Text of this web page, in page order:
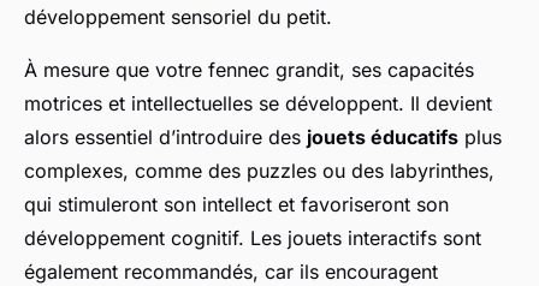
développement sensoriel du petit.
À mesure que votre fennec grandit, ses capacités
motrices et intellectuelles se développent. Il devient
alors essentiel d’introduire des jouets éducatifs plus
complexes, comme des puzzles ou des labyrinthes,
qui stimuleront son intellect et favoriseront son
développement cognitif. Les jouets interactifs sont
également recommandés, car ils encouragent